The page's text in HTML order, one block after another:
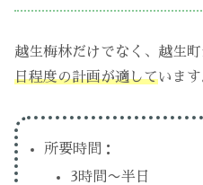
越生梅林だけでなく、越生
日程度の計画が適しています
所要時間：
3時間〜半日